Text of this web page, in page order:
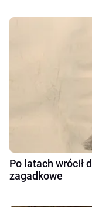
Po latach wrócił
zagadkowe